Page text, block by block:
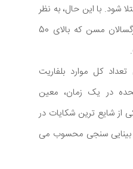
شود. با این حال، به نظر
می رسد این بیماری در بزرگسالان مسن که بالای 50
کل موارد بلفاریت
در یک زمان، معین
از شایع ترین شکایات در
سنجی محسوب می